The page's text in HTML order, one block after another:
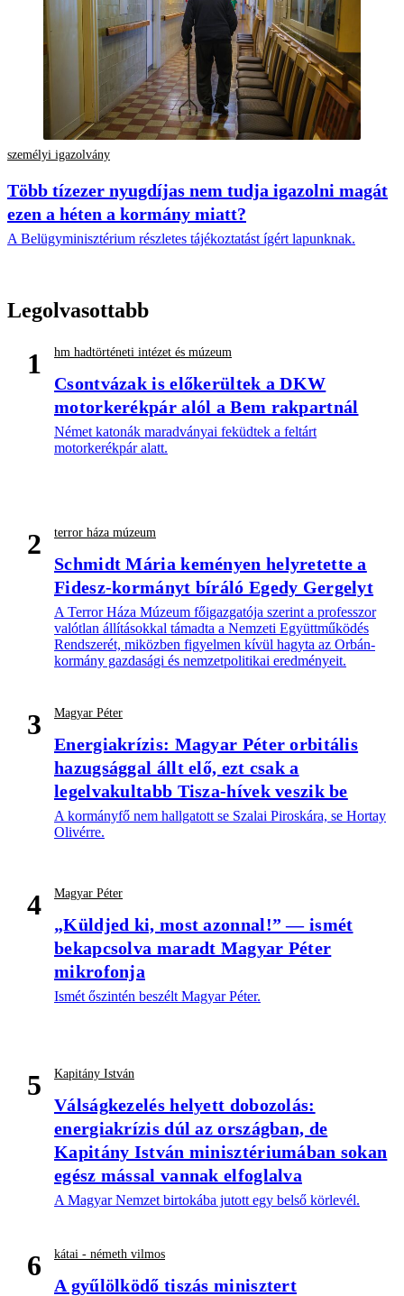
személyi igazolvány
Több tízezer nyugdíjas nem tudja igazolni magát
ezen a héten a kormány miatt?
A Belügyminisztérium részletes tájékoztatást ígért lapunknak.
Legolvasottabb
1 hm hadtörténeti intézet és múzeum
Csontvázak is előkerültek a DKW
motorkerékpár alól a Bem rakpartnál
Német katonák maradványai feküdtek a feltárt
motorkerékpár alatt.
2 terror háza múzeum
Schmidt Mária keményen helyretette a
Fidesz-kormányt bíráló Egedy Gergelyt
A Terror Háza Múzeum főigazgatója szerint a professzor
valótlan állításokkal támadta a Nemzeti Együttműködés
Rendszerét, miközben figyelmen kívül hagyta az Orbán-
kormány gazdasági és nemzetpolitikai eredményeit.
3 Magyar Péter
Energiakrízis: Magyar Péter orbitális
hazugsággal állt elő, ezt csak a
legelvakultabb Tisza-hívek veszik be
A kormányfő nem hallgatott se Szalai Piroskára, se Hortay
Olivérre.
4 Magyar Péter
„Küldjed ki, most azonnal!” — ismét
bekapcsolva maradt Magyar Péter
mikrofonja
Ismét őszintén beszélt Magyar Péter.
5 Kapitány István
Válságkezelés helyett dobozolás:
energiakrízis dúl az országban, de
Kapitány István minisztériumában sokan
egész mással vannak elfoglalva
A Magyar Nemzet birtokába jutott egy belső körlevél.
6 kátai - németh vilmos
A gyűlölködő tiszás minisztert